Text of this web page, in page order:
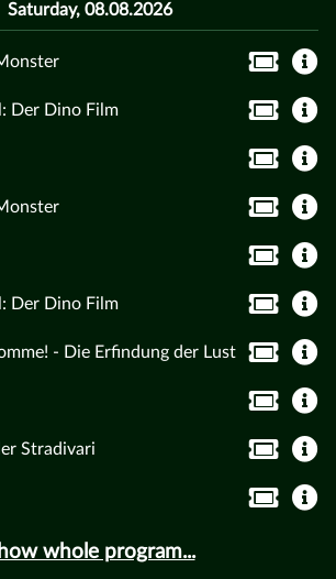
Saturday, 08.08.2026
Der Dino Film
Der Dino Film
- Die Erfindung der Lust
Stradivari
whole program...